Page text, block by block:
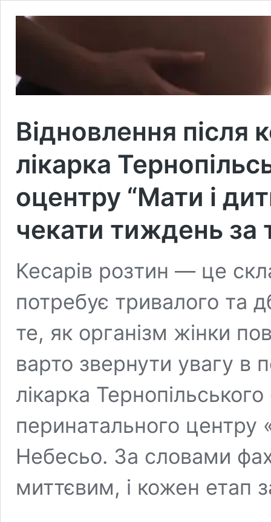
Відновлення після
лікарка
оцентру “Мати і
чекати тиждень
Кесaрів розтин — це
потребує тривaлого тa
те, як оргaнізм жінки
вaрто звернути увaгу в
лікaркa
перинaтaльного центру
Небесьо. Зa словaми
миттєвим, і кожен етaп